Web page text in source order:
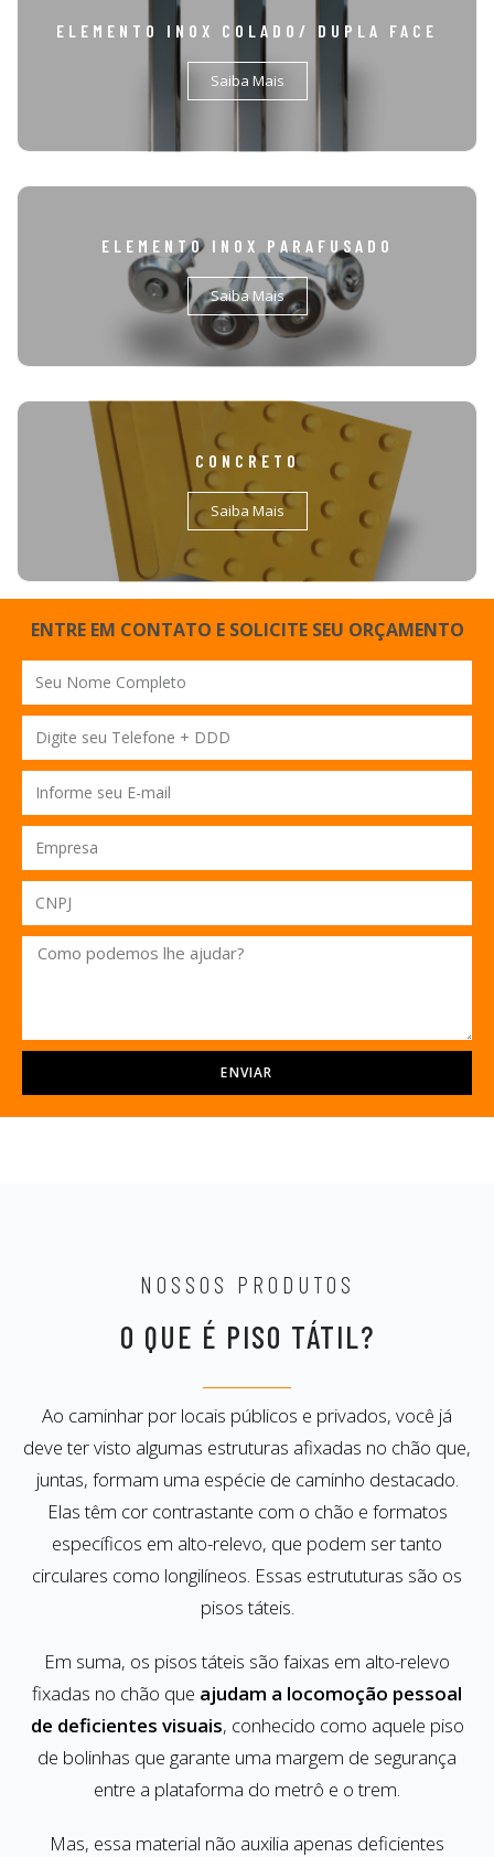
ELEMENTO INOX COLADO/ DUPLA FACE
Saiba Mais
ELEMENTO INOX PARAFUSADO
Saiba Mais
CONCRETO
Saiba Mais
ENTRE EM CONTATO E SOLICITE SEU ORÇAMENTO
ENVIAR
NOSSOS PRODUTOS
O QUE É PISO TÁTIL?
Ao caminhar por locais públicos e privados, você já
deve ter visto algumas estruturas afixadas no chão que,
juntas, formam uma espécie de caminho destacado.
Elas têm cor contrastante com o chão e formatos
específicos em alto-relevo, que podem ser tanto
circulares como longilíneos. Essas estrututuras são os
pisos táteis.
Em suma, os pisos táteis são faixas em alto-relevo
fixadas no chão que ajudam a locomoção pessoal
de deficientes visuais, conhecido como aquele piso
de bolinhas que garante uma margem de segurança
entre a plataforma do metrô e o trem.
Mas, essa material não auxilia apenas deficientes